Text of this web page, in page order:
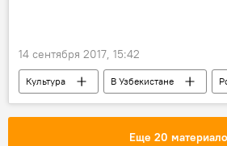
14 сентября 2017, 15:42
Культура В Узбекистане
Узбекистан
Россотрудничество
Еще 20